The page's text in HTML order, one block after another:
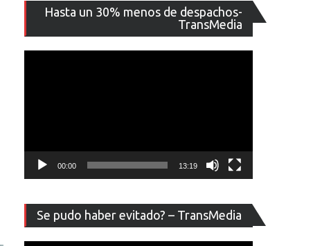
Hasta un 30% menos de despachos-
TransMedia
de
vídeo
00:00 13:19
Se pudo haber evitado? – TransMedia
de
vídeo